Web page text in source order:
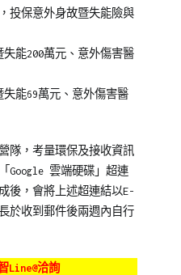
投保意外身故暨失能險與
能200萬元、意外傷害醫
能69萬元、意外傷害醫
隊，考量環保及接收資訊
Google 雲端硬碟」超連
後，會將上述超連結以E-
於收到郵件後兩週內自行
Line@洽詢